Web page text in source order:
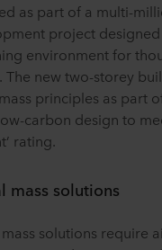
as part of a multi-
project
environment for
The new two-storey
principles as part
carbon design to
rating.
mass solutions
solutions require